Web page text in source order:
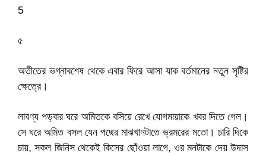
5
৫
অতীতের ভগ্নাবশেষ থেকে এবার ফিরে আসা যাক বর্তমানের নতুন সৃষ্টির
ক্ষেত্রে।
লাবণ্য পড়বার ঘরে অমিতকে বসিয়ে রেখে যোগমায়াকে খবর দিতে গেল।
সে ঘরে অমিত বসল যেন পদ্মের মাঝখানটাতে ভ্রমরের মতো। চারি দিকে
চায়, সকল জিনিস থেকেই কিসের ছোঁওয়া লাগে, ওর মনটাকে দেয় উদাস